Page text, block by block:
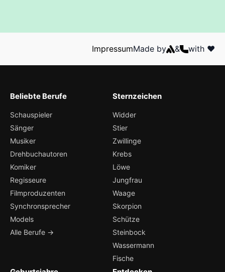
ImpressumMade by & with ❤️
Beliebte Berufe
Schauspieler
Sänger
Musiker
Drehbuchautoren
Komiker
Regisseure
Filmproduzenten
Synchronsprecher
Models
Alle Berufe →
Sternzeichen
Widder
Stier
Zwillinge
Krebs
Löwe
Jungfrau
Waage
Skorpion
Schütze
Steinbock
Wassermann
Fische